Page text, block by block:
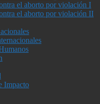
el aborto por violación I
el aborto por violación II
Impacto